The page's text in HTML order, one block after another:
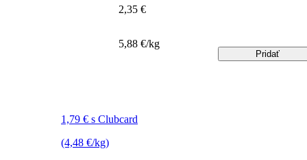
1,79 € s Clubcard
(4,48 €/kg)
2,35 €
5,88 €/kg
Pridať